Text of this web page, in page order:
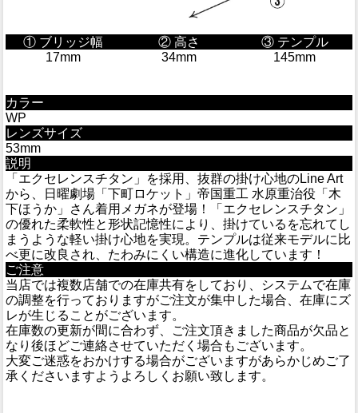
① ブリッジ幅 ② 高さ
③ テンプル
17mm
34mm 145mm
カラー
WP
レンズサイズ
53mm
説明
「エクセレンスチタン」を採用、抜群の掛け心地のLine Art
から、日曜劇場「下町ロケット」帝国重工 水原重治役「木
下ほうか」さん着用メガネが登場！「エクセレンスチタン」
の優れた柔軟性と形状記憶性により、掛けているを忘れてし
まうような軽い掛け心地を実現。テンプルは従来モデルに比
べ更に改良され、たわみにくい構造に進化しています！
ご注意
当店では複数店舗での在庫共有をしており、システムで在庫
の調整を行っておりますがご注文が集中した場合、在庫にズ
レが生じることがございます。
在庫数の更新が間に合わず、ご注文頂きました商品が欠品と
なり後ほどご連絡させていただく場合もございます。
大変ご迷惑をおかけする場合がございますがあらかじめご了
承くださいますようよろしくお願い致します。